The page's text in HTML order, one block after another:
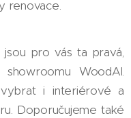
renovace.
jsou pro vás ta pravá,
WoodAl.
i interiérové a
Doporučujeme také